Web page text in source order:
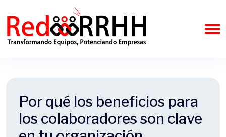
Por qué los beneficios para
los colaboradores son clave